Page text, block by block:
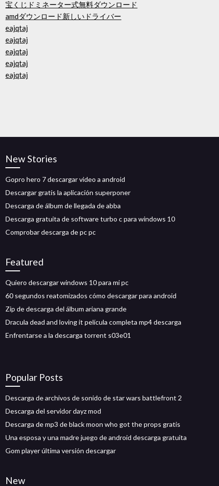
宝くじドミネーター式無料ダウンロード
amdダウンロード新しいドライバー
eajqtaj
eajqtaj
eajqtaj
eajqtaj
eajqtaj
New Stories
Gopro hero 7 descargar video a android
Descargar gratis la aplicación superponer
Descarga de álbum de llegada de abba
Descarga gratuita de software turbo c para windows 10
Comprobar descarga de pc pc
Featured
Quiero descargar windows 10 para mi pc
60 segundos reatomizados cómo descargar para android
Zip de descarga del álbum ariana grande
Dracula dead and loving it película completa mp4 descarga
Enfrentarse a la descarga torrent s03e01
Popular Posts
Descarga de archivos de sonido de star wars battlefront 2
Descarga del servidor dayz mod
Descarga de mp3 de black moon who got the props gratis
Una esposa y una madre juego de android descarga gratuita
Gom player última versión descargar
New